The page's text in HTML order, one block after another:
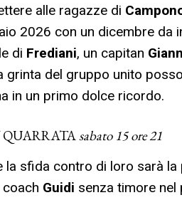
alle ragazze di
2026 con un dicembre da
di Frediani, un capitan
del gruppo unito
in un primo dolce ricordo.
QUARRATA sabato 15 ore 21
la sfida contro di loro sarà
Guidi senza timore nel